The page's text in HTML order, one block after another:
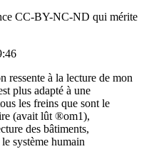
CC-BY-NC-ND qui mérite
ressente à la lecture de mon
plus adapté à une
les freins que sont le
(avait lût ®om1),
des bâtiments,
système humain